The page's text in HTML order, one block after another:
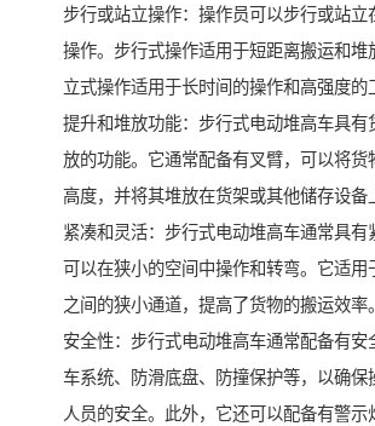
步行或站立操作：操作员可以步行或站立
操作。步行式操作适用于短距离搬运和堆
立式操作适用于长时间的操作和高强度的
提升和堆放功能：步行式电动堆高车具有
放的功能。它通常配备有叉臂，可以将货
高度，并将其堆放在货架或其他储存设备
紧凑和灵活：步行式电动堆高车通常具有
可以在狭小的空间中操作和转弯。它适用
之间的狭小通道，提高了货物的搬运效率。
安全性：步行式电动堆高车通常配备有安
车系统、防滑底盘、防撞保护等，以确保
人员的安全。此外，它还可以配备有警示